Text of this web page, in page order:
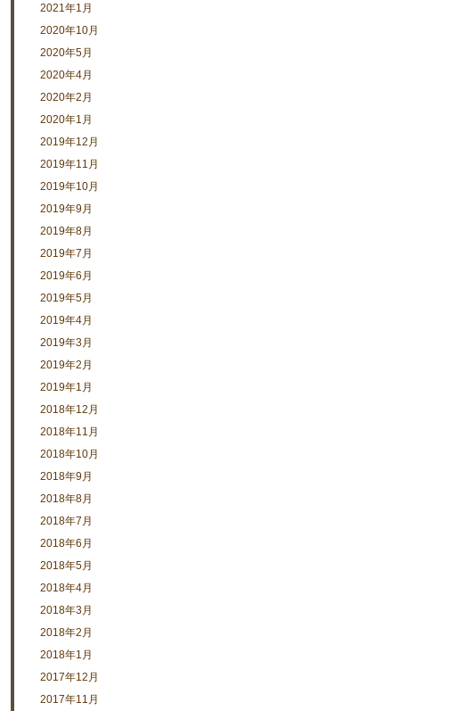
2021年1月
2020年10月
2020年5月
2020年4月
2020年2月
2020年1月
2019年12月
2019年11月
2019年10月
2019年9月
2019年8月
2019年7月
2019年6月
2019年5月
2019年4月
2019年3月
2019年2月
2019年1月
2018年12月
2018年11月
2018年10月
2018年9月
2018年8月
2018年7月
2018年6月
2018年5月
2018年4月
2018年3月
2018年2月
2018年1月
2017年12月
2017年11月